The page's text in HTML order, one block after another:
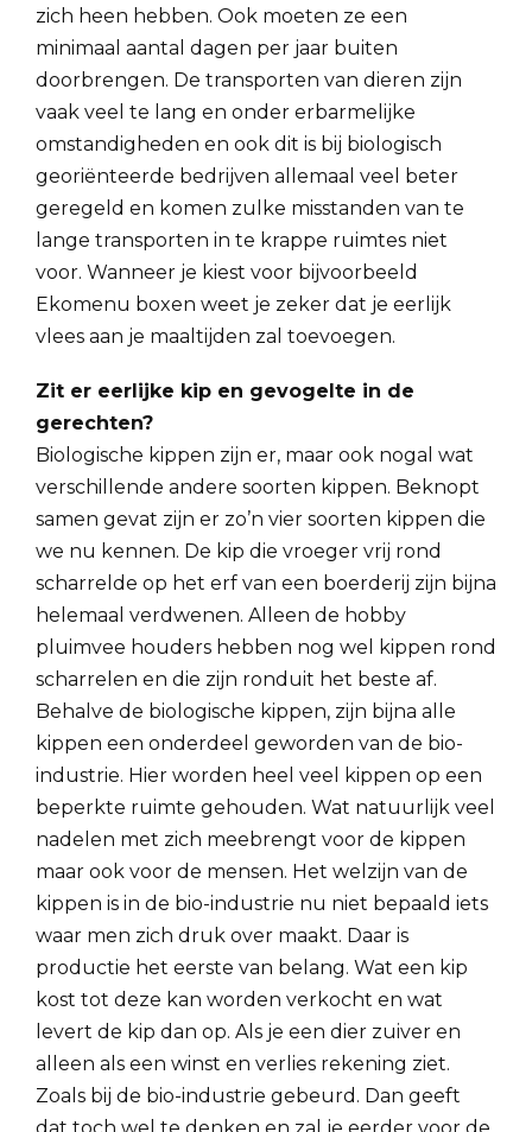
zich heen hebben. Ook moeten ze een
minimaal aantal dagen per jaar buiten
doorbrengen. De transporten van dieren zijn
vaak veel te lang en onder erbarmelijke
omstandigheden en ook dit is bij biologisch
georiënteerde bedrijven allemaal veel beter
geregeld en komen zulke misstanden van te
lange transporten in te krappe ruimtes niet
voor. Wanneer je kiest voor bijvoorbeeld
Ekomenu boxen weet je zeker dat je eerlijk
vlees aan je maaltijden zal toevoegen.
Zit er eerlijke kip en gevogelte in de
gerechten?
Biologische kippen zijn er, maar ook nogal wat
verschillende andere soorten kippen. Beknopt
samen gevat zijn er zo’n vier soorten kippen die
we nu kennen. De kip die vroeger vrij rond
scharrelde op het erf van een boerderij zijn bijna
helemaal verdwenen. Alleen de hobby
pluimvee houders hebben nog wel kippen rond
scharrelen en die zijn ronduit het beste af.
Behalve de biologische kippen, zijn bijna alle
kippen een onderdeel geworden van de bio-
industrie. Hier worden heel veel kippen op een
beperkte ruimte gehouden. Wat natuurlijk veel
nadelen met zich meebrengt voor de kippen
maar ook voor de mensen. Het welzijn van de
kippen is in de bio-industrie nu niet bepaald iets
waar men zich druk over maakt. Daar is
productie het eerste van belang. Wat een kip
kost tot deze kan worden verkocht en wat
levert de kip dan op. Als je een dier zuiver en
alleen als een winst en verlies rekening ziet.
Zoals bij de bio-industrie gebeurd. Dan geeft